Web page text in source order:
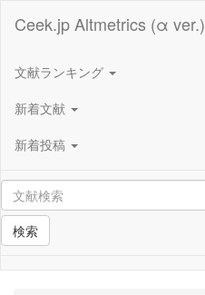
Ceek.jp Altmetrics (α ver.)
文献ランキング
新着文献
新着投稿
検索